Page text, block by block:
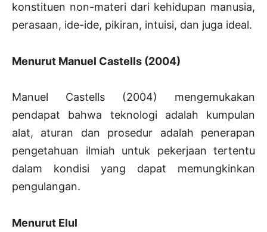
konstituen non-materi dari kehidupan manusia,
perasaan, ide-ide, pikiran, intuisi, dan juga ideal.
Menurut Manuel Castells (2004)
Manuel Castells (2004) mengemukakan
pendapat bahwa teknologi adalah kumpulan
alat, aturan dan prosedur adalah penerapan
pengetahuan ilmiah untuk pekerjaan tertentu
dalam kondisi yang dapat memungkinkan
pengulangan.
Menurut Elul